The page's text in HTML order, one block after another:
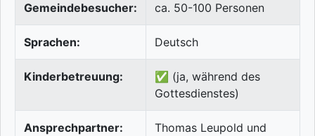
Gemeindebesucher: ca. 50-100 Personen
Sprachen: Deutsch
Kinderbetreuung:
✅ (ja, während des
Gottesdienstes)
Ansprechpartner:
Thomas Leupold und